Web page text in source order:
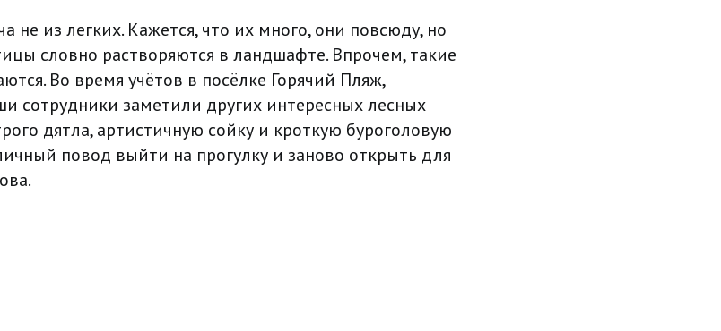
не из легких. Кажется, что их много, они повсюду, но
словно растворяются в ландшафте. Впрочем, такие
Во время учётов в посёлке Горячий Пляж,
сотрудники заметили других интересных лесных
дятла, артистичную сойку и кроткую буроголовую
повод выйти на прогулку и заново открыть для